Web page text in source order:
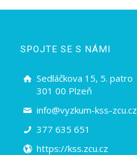
SPOJTE SE S NÁMI
Sedláčkova 15, 5. patro
301 00 Plzeň
info@vyzkum-kss-zcu.cz
377 635 651
https://kss.zcu.cz